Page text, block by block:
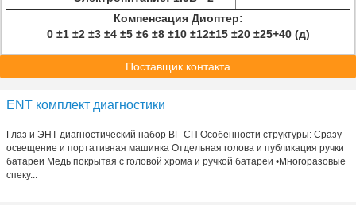
Компенсация Диоптер:
0 ±1 ±2 ±3 ±4 ±5 ±6 ±8 ±10 ±12±15 ±20 ±25+40 (д)
Поставщик контакта
ENT комплект диагностики
Глаз и ЭНТ диагностический набор ВГ-СП Особенности структуры: Сразу
освещение и портативная машинка Отдельная голова и публикация ручки
батареи Медь покрытая с головой хрома и ручкой батареи •Многоразовые
спеку...